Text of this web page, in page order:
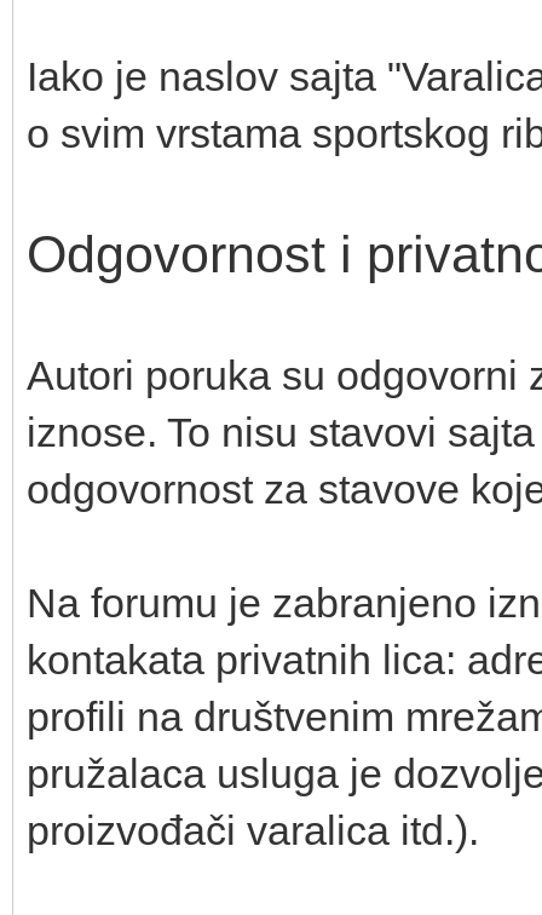
Iako je naslov sajta
o svim vrstama sportskog
Odgovornost i
Autori poruka su odgovorni
iznose. To nisu stavovi
odgovornost za stavove
Na forumu je zabranjeno
kontakata privatnih lica:
profili na društvenim
pružalaca usluga je
proizvođači varalica itd.).